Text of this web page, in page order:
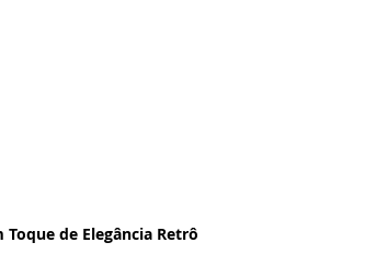
Toque de Elegância Retrô